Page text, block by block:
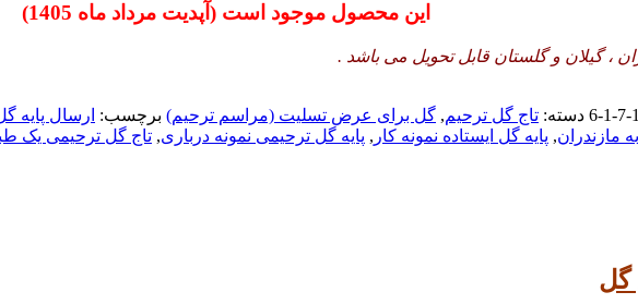
این محصول موجود است (آپدیت مرداد ماه 1405)
، گیلان و گلستان قابل تحویل می باشد .
دسته: تاج گل ترحیم, گل برای عرض تسلیت (مراسم ترحیم) برچسب: ارسال پایه
مازندران, پایه گل ایستاده نمونه کار , پایه گل ترحیمی نمونه درباری, تاج گل ترحیمی یک
گل